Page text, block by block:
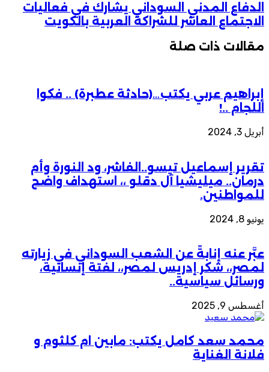
الدفاع المدني السوداني يشارك في فعاليات
الاجتماع العاشر للشراكة العربية بالكويت
مقالات ذات صلة
إبراهيم عربي يكتب…(حادثة عطبرة) .. فكوا
اللجام ..!
أبريل 3, 2024
تقرير إسماعيل تيسو..الفاشر، ود النورة وأم
درمان.. ميليشيا آل دقلو ،، استهداف واضح
للمواطنين.
يونيو 8, 2024
عبَّر عنه إنابةً عن الشعب السوداني في زيارته
لمصر،، شكر إدريس لمصر،، لفتة إنسانية،
ورسائل سياسية..
أغسطس 9, 2025
محمد سعد كامل يكتب: مابين ام كلثوم و
فلانة الغناية